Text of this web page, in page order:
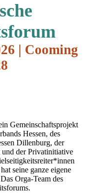
sforum
| Cooming
Gemeinschaftsprojekt
Hessen, des
Dillenburg, der
und der Privatinitiative
seine ganze eigene
Orga-Team des